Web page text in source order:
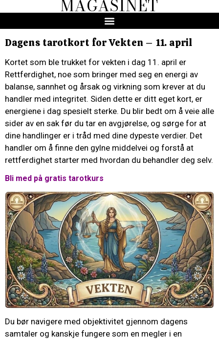
MAGASINET
Dagens tarotkort for Vekten – 11. april
Kortet som ble trukket for vekten i dag 11. april er
Rettferdighet, noe som bringer med seg en energi av
balanse, sannhet og årsak og virkning som krever at du
handler med integritet. Siden dette er ditt eget kort, er
energiene i dag spesielt sterke. Du blir bedt om å veie alle
sider av en sak før du tar en avgjørelse, og sørge for at
dine handlinger er i tråd med dine dypeste verdier. Det
handler om å finne den gylne middelvei og forstå at
rettferdighet starter med hvordan du behandler deg selv.
Bli med på gratis tarotkurs
Du bør navigere med objektivitet gjennom dagens
samtaler og kanskje fungere som en megler i en